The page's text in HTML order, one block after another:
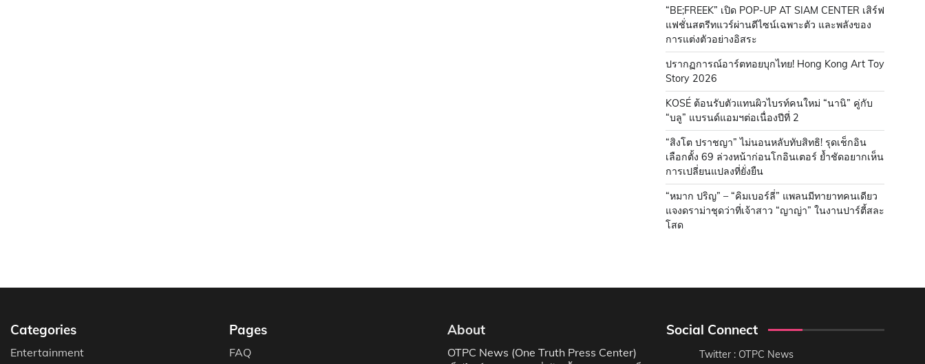
“BE;FREEK” เปิด POP-UP AT SIAM CENTER เสิร์ฟ
แฟชั่นสตรีทแวร์ผ่านดีไซน์เฉพาะตัว และพลังของ
การแต่งตัวอย่างอิสระ
ปรากฏการณ์อาร์ตทอยบุกไทย! Hong Kong Art Toy
Story 2026
KOSÉ ต้อนรับตัวแทนผิวไบรท์คนใหม่ “นานิ” คู่กับ
“บลู” แบรนด์แอมฯต่อเนื่องปีที่ 2
“สิงโต ปราชญา” ไม่นอนหลับทับสิทธิ! รุดเช็กอิน
เลือกตั้ง 69 ล่วงหน้าก่อนโกอินเตอร์ ย้ำชัดอยากเห็น
การเปลี่ยนแปลงที่ยั่งยืน
“หมาก ปริญ” – “คิมเบอร์ลี่” แพลนมีทายาทคนเดียว
แจงดราม่าชุดว่าที่เจ้าสาว “ญาญ่า” ในงานปาร์ตี้สละ
โสด
Categories
Entertainment
Pages
FAQ
About
OTPC News (One Truth Press Center)
Social Connect
Twitter : OTPC News